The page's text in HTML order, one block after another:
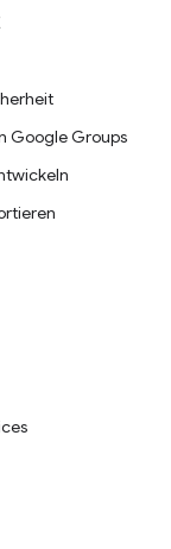
Google Groups